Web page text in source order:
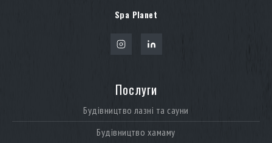
Spa Planet
Послуги
Будівництво лазні та сауни
Будівництво хамаму